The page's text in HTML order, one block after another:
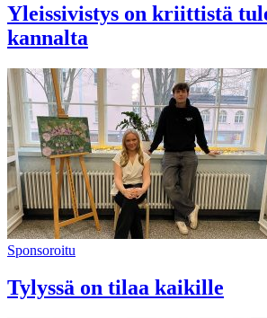
Yleissivistys on kriittistä
kannalta
Sponsoroitu
Tylyssä on tilaa kaikille